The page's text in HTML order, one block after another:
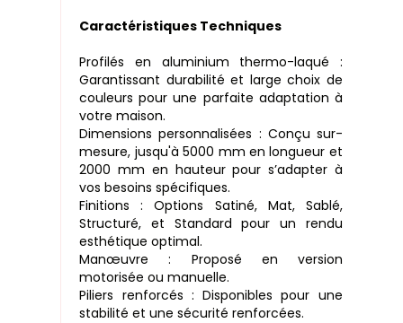
Caractéristiques Techniques
Profilés en aluminium thermo-laqué :
Garantissant durabilité et large choix de
couleurs pour une parfaite adaptation à
votre maison.
Dimensions personnalisées : Conçu sur-
mesure, jusqu'à 5000 mm en longueur et
2000 mm en hauteur pour s’adapter à
vos besoins spécifiques.
Finitions : Options Satiné, Mat, Sablé,
Structuré, et Standard pour un rendu
esthétique optimal.
Manœuvre : Proposé en version
motorisée ou manuelle.
Piliers renforcés : Disponibles pour une
stabilité et une sécurité renforcées.